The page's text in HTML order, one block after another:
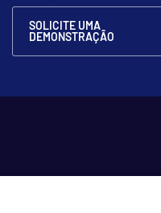
SOLICITE UMA
DEMONSTRAÇÃO